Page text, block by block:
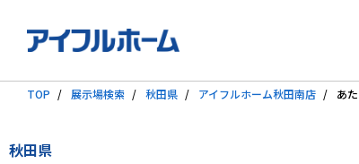
TOP 展示場検索 秋田県 アイフルホーム秋田南店 あ
秋田県